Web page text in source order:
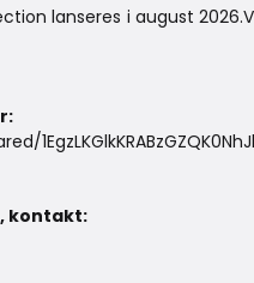
lanseres i august
kontakt: